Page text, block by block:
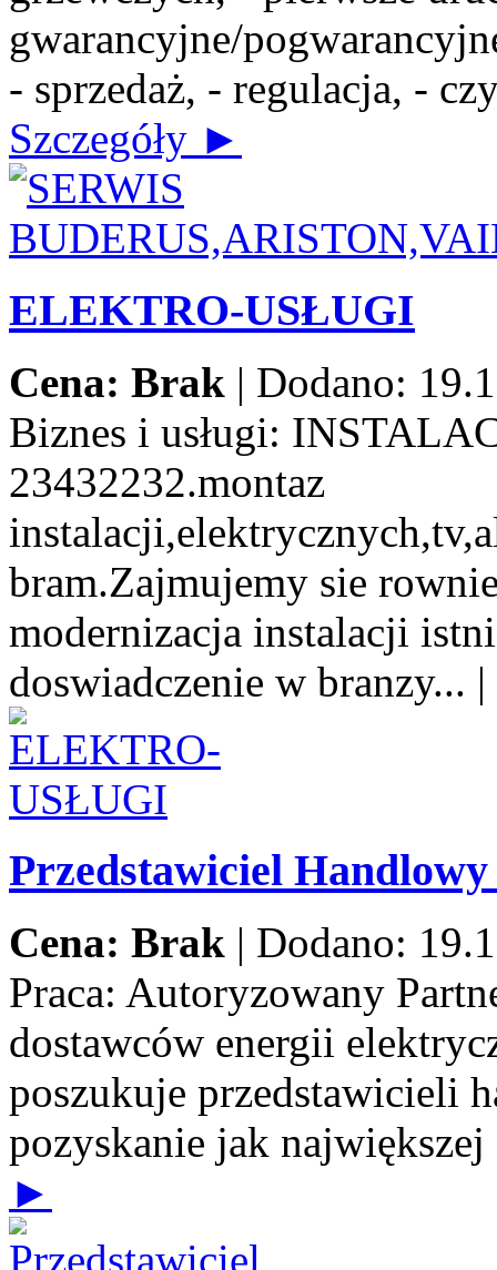
gwarancyjne/
- sprzedaż, - regulacja, -
Szczegóły ►
ELEKTRO-USŁUGI
Cena: Brak | Dodano:
Biznes i usługi:
23432232.montaz
bram.Zajmujemy sie
modernizacja instalacji
doswiadczenie w branzy... |
Przedstawiciel Handlowy
Cena: Brak | Dodano:
Praca: Autoryzowany
dostawców energii
poszukuje przedstawicieli
pozyskanie jak
►